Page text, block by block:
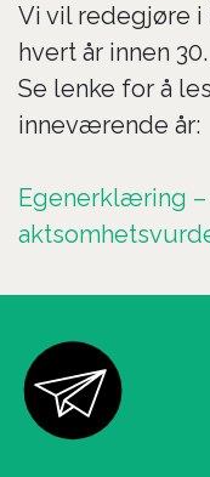
Vi vil redegjøre i
hvert år innen
Se lenke for å
inneværende år:
Egenerklæring